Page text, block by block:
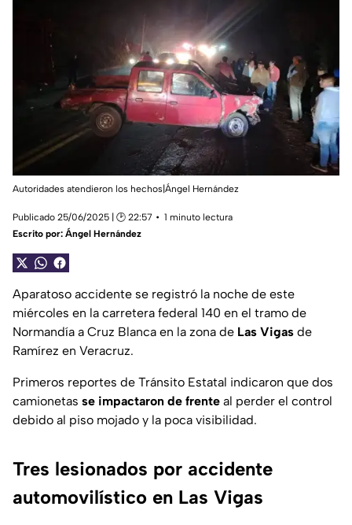
Autoridades atendieron los hechos|Ángel Hernández
Publicado 25/06/2025 | 🕑 22:57
1 minuto lectura
Escrito por: Ángel Hernández
Aparatoso accidente se registró la noche de este
miércoles en la carretera federal 140 en el tramo de
Normandía a Cruz Blanca en la zona de Las Vigas de
Ramírez en Veracruz.
Primeros reportes de Tránsito Estatal indicaron que dos
camionetas se impactaron de frente al perder el control
debido al piso mojado y la poca visibilidad.
Tres lesionados por accidente
automovilístico en Las Vigas